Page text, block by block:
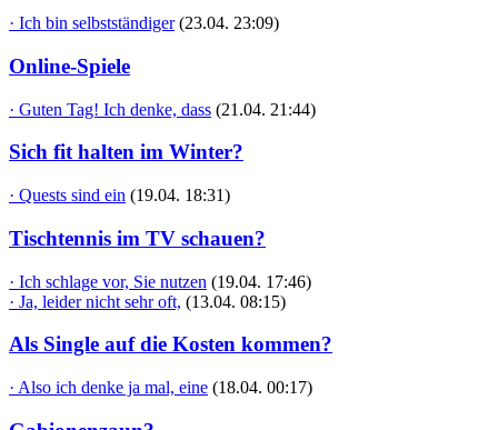
· Ich bin selbstständiger (23.04. 23:09)
Online-Spiele
· Guten Tag! Ich denke, dass (21.04. 21:44)
Sich fit halten im Winter?
· Quests sind ein (19.04. 18:31)
Tischtennis im TV schauen?
· Ich schlage vor, Sie nutzen (19.04. 17:46)
· Ja, leider nicht sehr oft, (13.04. 08:15)
Als Single auf die Kosten kommen?
· Also ich denke ja mal, eine (18.04. 00:17)